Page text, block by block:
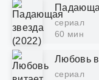
сериал
60 мин
Любовь
сериал